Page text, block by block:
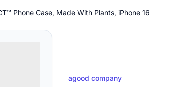
Phone Case, Made With Plants, iPhone 16
agood company